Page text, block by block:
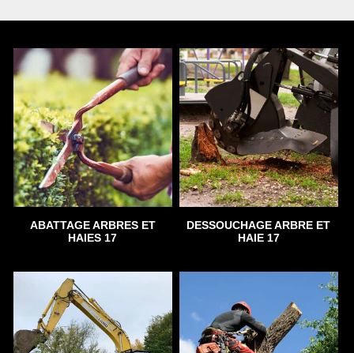
ABATTAGE ARBRES ET
HAIES 17
DESSOUCHAGE ARBRE ET
HAIE 17